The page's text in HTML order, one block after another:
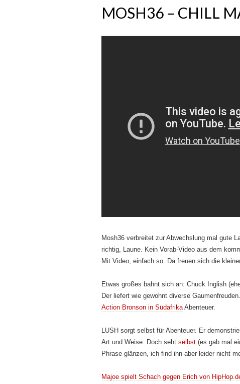
MOSH36 – CHILL
Mosh36 verbreitet zur Abwechslung mal gute
richtig, Laune. Kein Vorab-Video aus dem
Mit Video, einfach so. Da freuen sich die
Etwas großes bahnt sich an: Chuck Inglish
Der liefert wie gewohnt diverse
Action Bronson in SüdafrikaAbenteuer.
LUSH sorgt selbst für Abenteuer. Er
Art und Weise. Doch seht selbst (es gab mal
Phrase glänzen, ich find ihn aber leider nicht
Majoe spielt Schach gegen Erich von